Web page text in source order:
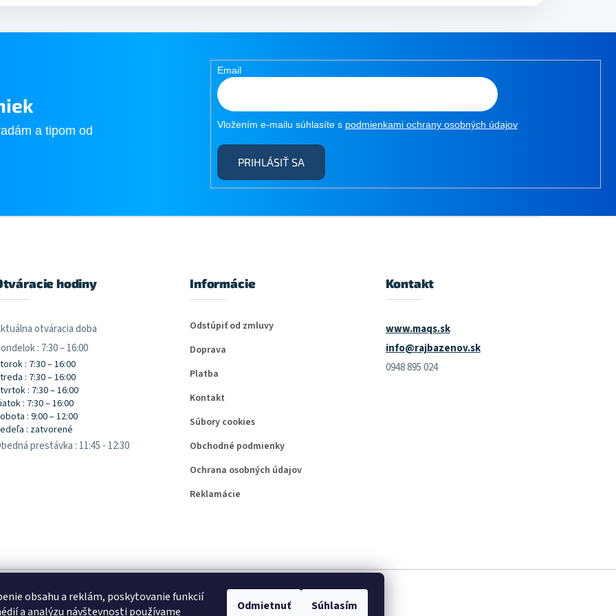
obsahu a reklám, poskytovanie funkcií
a analýzu návštevnosti používame
Odmietnuť Súhlasím
a tipom od
Email
Vložením e-mailu súhlasíte s podmienkami ochrany osobných údajov
PRIHLÁSIŤ SA
hodiny
otváracia doba
: 7:30 – 16:00
: 7:30 – 16:00
: 7:30 – 16:00
: 7:30 – 16:00
: 7:30 – 16:00
: 9:00 – 12:00
: zatvorené
prestávka : 11:45 - 12:30
Informácie
Odstúpiť od zmluvy
Doprava
Platba
Kontakt
Súbory cookies
Obchodné podmienky
Ochrana osobných údajov
Reklamácie
Kontakt
www.maqs.sk
info@rajbazenov.sk
0948 895 024